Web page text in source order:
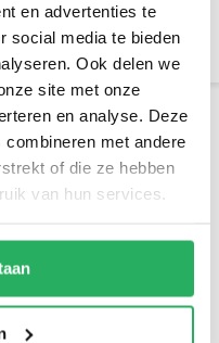
en advertenties te
social media te bieden
Ook delen we
site met onze
en analyse. Deze
met andere
of die ze hebben
van hun services.
€ 24,75 Excl. btw
Braided USB-C to USB-C